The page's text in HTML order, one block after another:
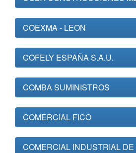
COEXMA - LEON
COFELY ESPAÑA S.A.U.
COMBA SUMINISTROS
COMERCIAL FICO
COMERCIAL INDUSTRIAL